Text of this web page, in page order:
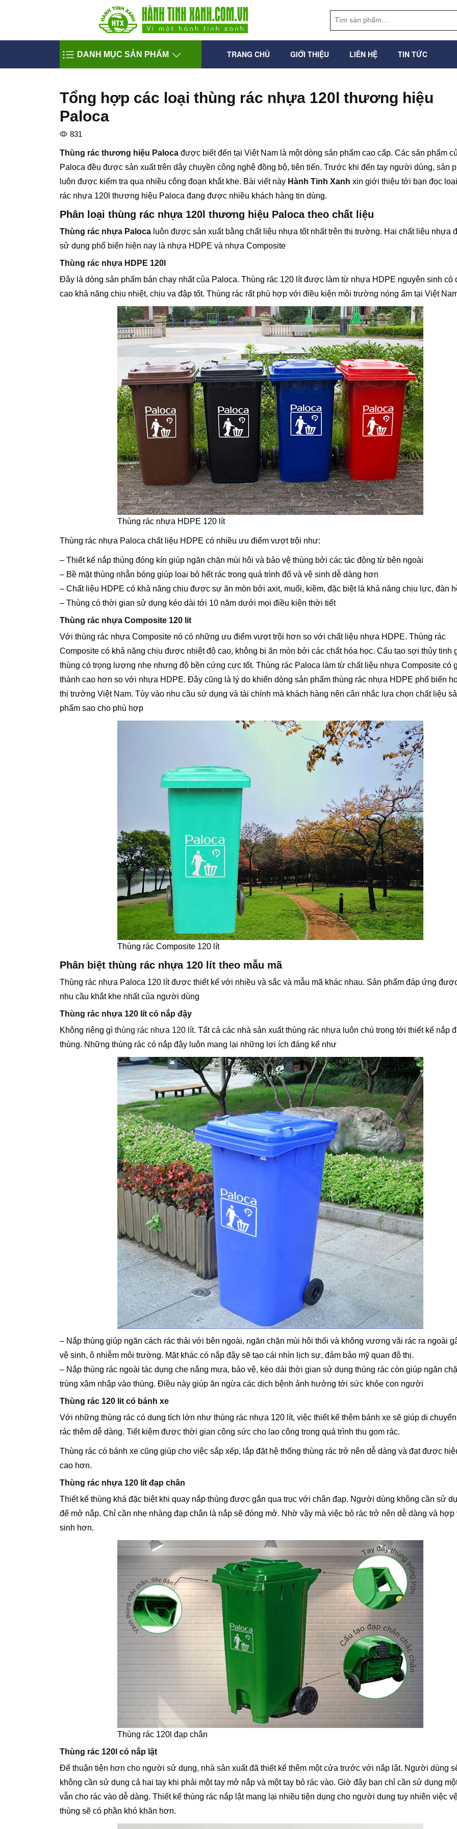
DANH MỤC SẢN PHẨM TRANG CHỦ GIỚI THIỆU LIÊN HỆ TIN TỨC
Tổng hợp các loại thùng rác nhựa 120l thương hiệu
Paloca
831
Thùng rác thương hiệu Paloca được biết đến tại Việt Nam là một dòng sản phẩm cao cấp. Các sản phẩm
Paloca đều được sản xuất trên dây chuyền công nghệ đồng bộ, tiên tiến. Trước khi đến tay người dùng, sản
luôn được kiểm tra qua nhiều công đoạn khắt khe. Bài viết này Hành Tinh Xanh xin giới thiệu tới bạn đọc
rác nhựa 120l thương hiệu Paloca đang được nhiều khách hàng tin dùng.
Phân loại thùng rác nhựa 120l thương hiệu Paloca theo chất liệu
Thùng rác nhựa Paloca luôn được sản xuất bằng chất liệu nhựa tốt nhất trên thị trường. Hai chất liệu nhựa
sử dụng phổ biến hiện nay là nhựa HDPE và nhựa Composite
Thùng rác nhựa HDPE 120l
Đây là dòng sản phẩm bán chạy nhất của Paloca. Thùng rác 120 lít được làm từ nhựa HDPE nguyên sinh có
cao khả năng chịu nhiệt, chịu va đập tốt. Thùng rác rất phù hợp với điều kiện môi trường nóng ẩm tại Việt
Thùng rác nhựa HDPE 120 lít
Thùng rác nhựa Paloca chất liệu HDPE có nhiều ưu điểm vượt trội như:
– Thiết kế nắp thùng đóng kín giúp ngăn chặn mùi hôi và bảo vệ thùng bởi các tác động từ bên ngoài
– Bề mặt thùng nhẵn bóng giúp loại bỏ hết rác trong quá trình đổ và vệ sinh dễ dàng hơn
– Chất liệu HDPE có khả năng chịu được sự ăn mòn bởi axit, muối, kiềm, đặc biệt là khả năng chịu lực, đàn
– Thùng có thời gian sử dụng kéo dài tới 10 năm dưới mọi điều kiện thời tiết
Thùng rác nhựa Composite 120 lit
Với thùng rác nhựa Composite nó có những ưu điểm vượt trội hơn so với chất liệu nhựa HDPE. Thùng rác
Composite có khả năng chịu được nhiệt độ cao, không bị ăn mòn bởi các chất hóa học. Cấu tạo sợi thủy tinh
thùng có trọng lượng nhẹ nhưng độ bền cứng cực tốt. Thùng rác Paloca làm từ chất liệu nhựa Composite có
thành cao hơn so với nhựa HDPE. Đây cũng là lý do khiến dòng sản phẩm thùng rác nhựa HDPE phổ biến
thị trường Việt Nam. Tùy vào nhu cầu sử dụng và tài chính mà khách hàng nên cân nhắc lựa chọn chất liệu
phẩm sao cho phù hợp
Thùng rác Composite 120 lít
Phân biệt thùng rác nhựa 120 lít theo mẫu mã
Thùng rác nhựa Paloca 120 lít được thiết kế với nhiều và sắc và mẫu mã khác nhau. Sản phẩm đáp ứng
nhu cầu khắt khe nhất của người dùng
Thùng rác nhựa 120 lít có nắp đậy
Không riêng gì thùng rác nhựa 120 lít. Tất cả các nhà sản xuất thùng rác nhựa luôn chú trọng tới thiết kế nắp
thùng. Những thùng rác có nắp đậy luôn mang lại những lợi ích đáng kể như
– Nắp thùng giúp ngăn cách rác thải với bên ngoài, ngăn chặn mùi hôi thối và không vương vãi rác ra ngoài
vệ sinh, ô nhiễm môi trường. Mặt khác có nắp đậy sẽ tạo cái nhìn lịch sự, đảm bảo mỹ quan đô thị.
– Nắp thùng rác ngoài tác dụng che nắng mưa, bảo vệ, kéo dài thời gian sử dụng thùng rác còn giúp ngăn
trùng xâm nhập vào thùng. Điều này giúp ăn ngừa các dịch bệnh ảnh hưởng tới sức khỏe con người
Thùng rác 120 lit có bánh xe
Với những thùng rác có dung tích lớn như thùng rác nhựa 120 lít, việc thiết kế thêm bánh xe sẽ giúp di
rác thêm dễ dàng. Tiết kiệm được thời gian công sức cho lao công trong quá trình thu gom rác.
Thùng rác có bánh xe cũng giúp cho việc sắp xếp, lắp đặt hệ thống thùng rác trở nên dễ dàng và đạt được
cao hơn.
Thùng rác nhựa 120 lít đạp chân
Thiết kế thùng khá đặc biệt khi quay nắp thùng được gắn qua trục với chân đạp. Người dùng không cần sử
để mở nắp. Chỉ cần nhẹ nhàng đạp chân là nắp sẽ đóng mở. Nhờ vậy mà việc bỏ rác trở nên dễ dàng và hợp
sinh hơn.
Thùng rác 120l đạp chân
Thùng rác 120l có nắp lật
Để thuận tiện hơn cho người sử dụng, nhà sản xuất đã thiết kế thêm một cửa trước với nắp lật. Người dùng
không cần sử dụng cả hai tay khi phải một tay mở nắp và một tay bỏ rác vào. Giờ đây bạn chỉ cần sử dụng
vẫn cho rác vào dễ dàng. Thiết kế thùng rác nắp lật mang lại nhiều tiện dụng cho người dung tuy nhiên việc
thùng sẽ có phần khó khăn hơn.